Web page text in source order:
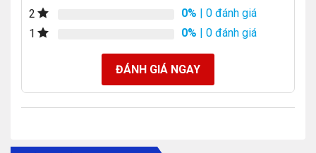
2
0% | 0 đánh giá
1
0% | 0 đánh giá
ĐÁNH GIÁ NGAY